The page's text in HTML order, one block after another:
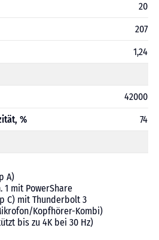
20
207
1,24
42000
%
74
A)
1 mit PowerShare
C) mit Thunderbolt 3
Kopfhörer-Kombi)
bis zu 4K bei 30 Hz)